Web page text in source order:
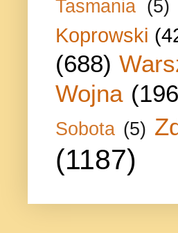
Tasmania (5)
Koprowski
(688)
Wojna
Sobota (5)
(1187)